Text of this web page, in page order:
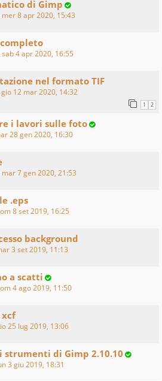
di Gimp
mer 8 apr 2020, 15:43
sab 4 apr 2020, 16:55
nel formato TIF
gio 12 mar 2020, 14:32
1 2
i lavori sulle foto
28 gen 2020, 16:30
mar 7 gen 2020, 21:53
.eps
8 set 2019, 16:25
background
3 set 2019, 11:13
a scatti
4 ago 2019, 11:50
xcf
25 lug 2019, 13:06
di Gimp 2.10.10
3 giu 2019, 18:31